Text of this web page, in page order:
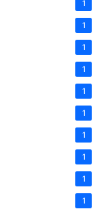
1
1
1
1
1
1
1
1
1
1